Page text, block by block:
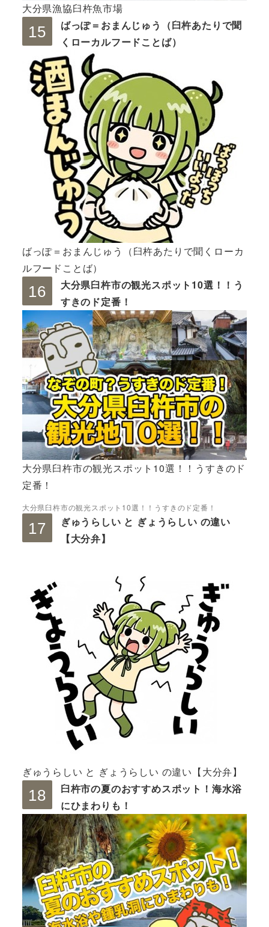
大分県漁協臼杵魚市場
ばっぽ＝おまんじゅう（臼杵あたりで聞
くローカルフードことば）
ばっぽ＝おまんじゅう（臼杵あたりで聞くローカ
ルフードことば）
大分県臼杵市の観光スポット10選！！う
すきのド定番！
大分県臼杵市の観光スポット10選！！うすきのド
定番！
大分県臼杵市の観光スポット10選！！うすきのド定番！
ぎゅうらしい と ぎょうらしい の違い
【大分弁】
ぎゅうらしい と ぎょうらしい の違い【大分弁】
臼杵市の夏のおすすめスポット！海水浴
にひまわりも！